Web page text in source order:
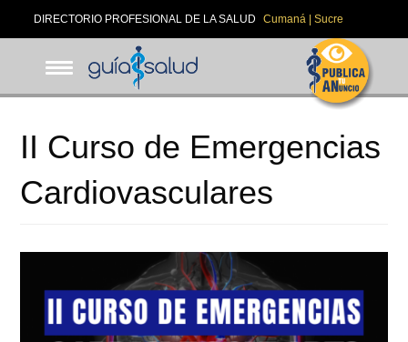
DIRECTORIO PROFESIONAL DE LA SALUD Cumaná | Sucre
II Curso de Emergencias
Cardiovasculares